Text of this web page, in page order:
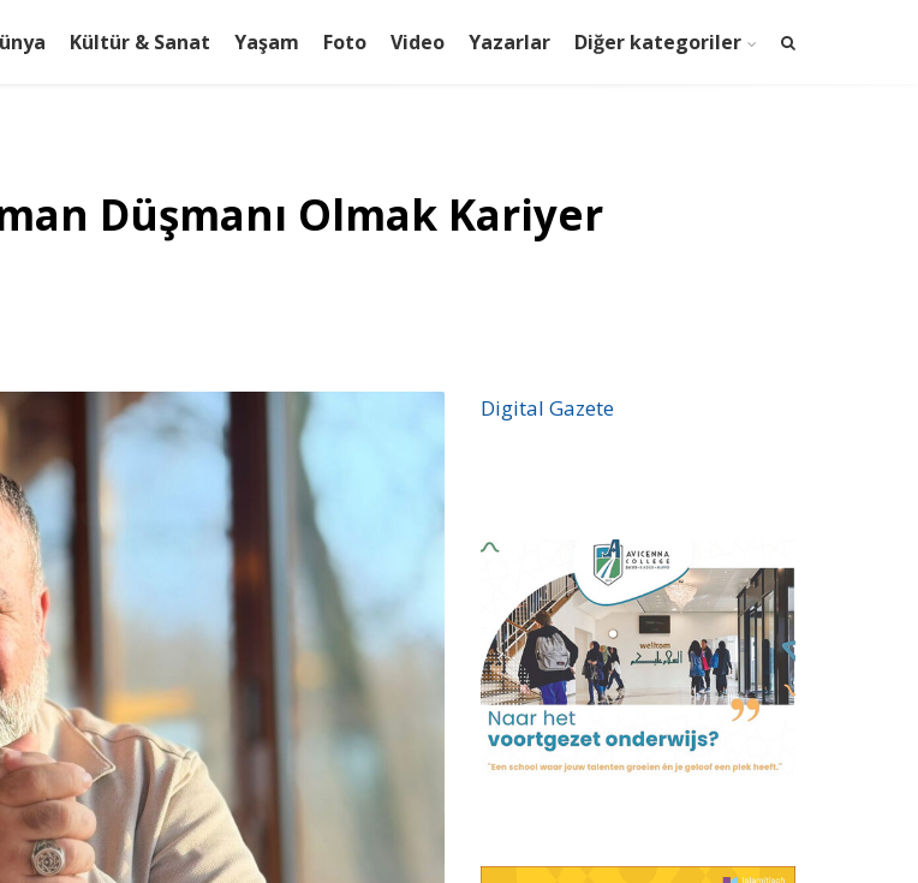
Kültür & Sanat Yaşam Foto Video Yazarlar Diğer kategoriler
Düşmanı Olmak Kariyer
Digital Gazete